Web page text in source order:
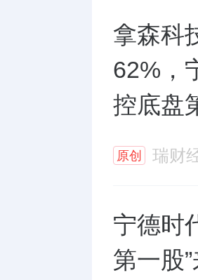
拿森科
62%，
控底盘
原创 瑞财
宁德时
第一股